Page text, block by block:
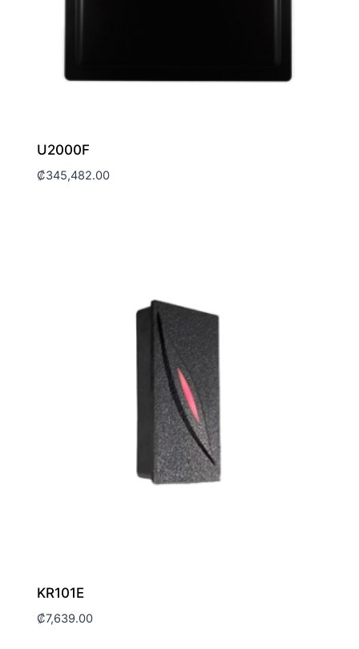
U2000F
₡345,482.00
KR101E
₡7,639.00